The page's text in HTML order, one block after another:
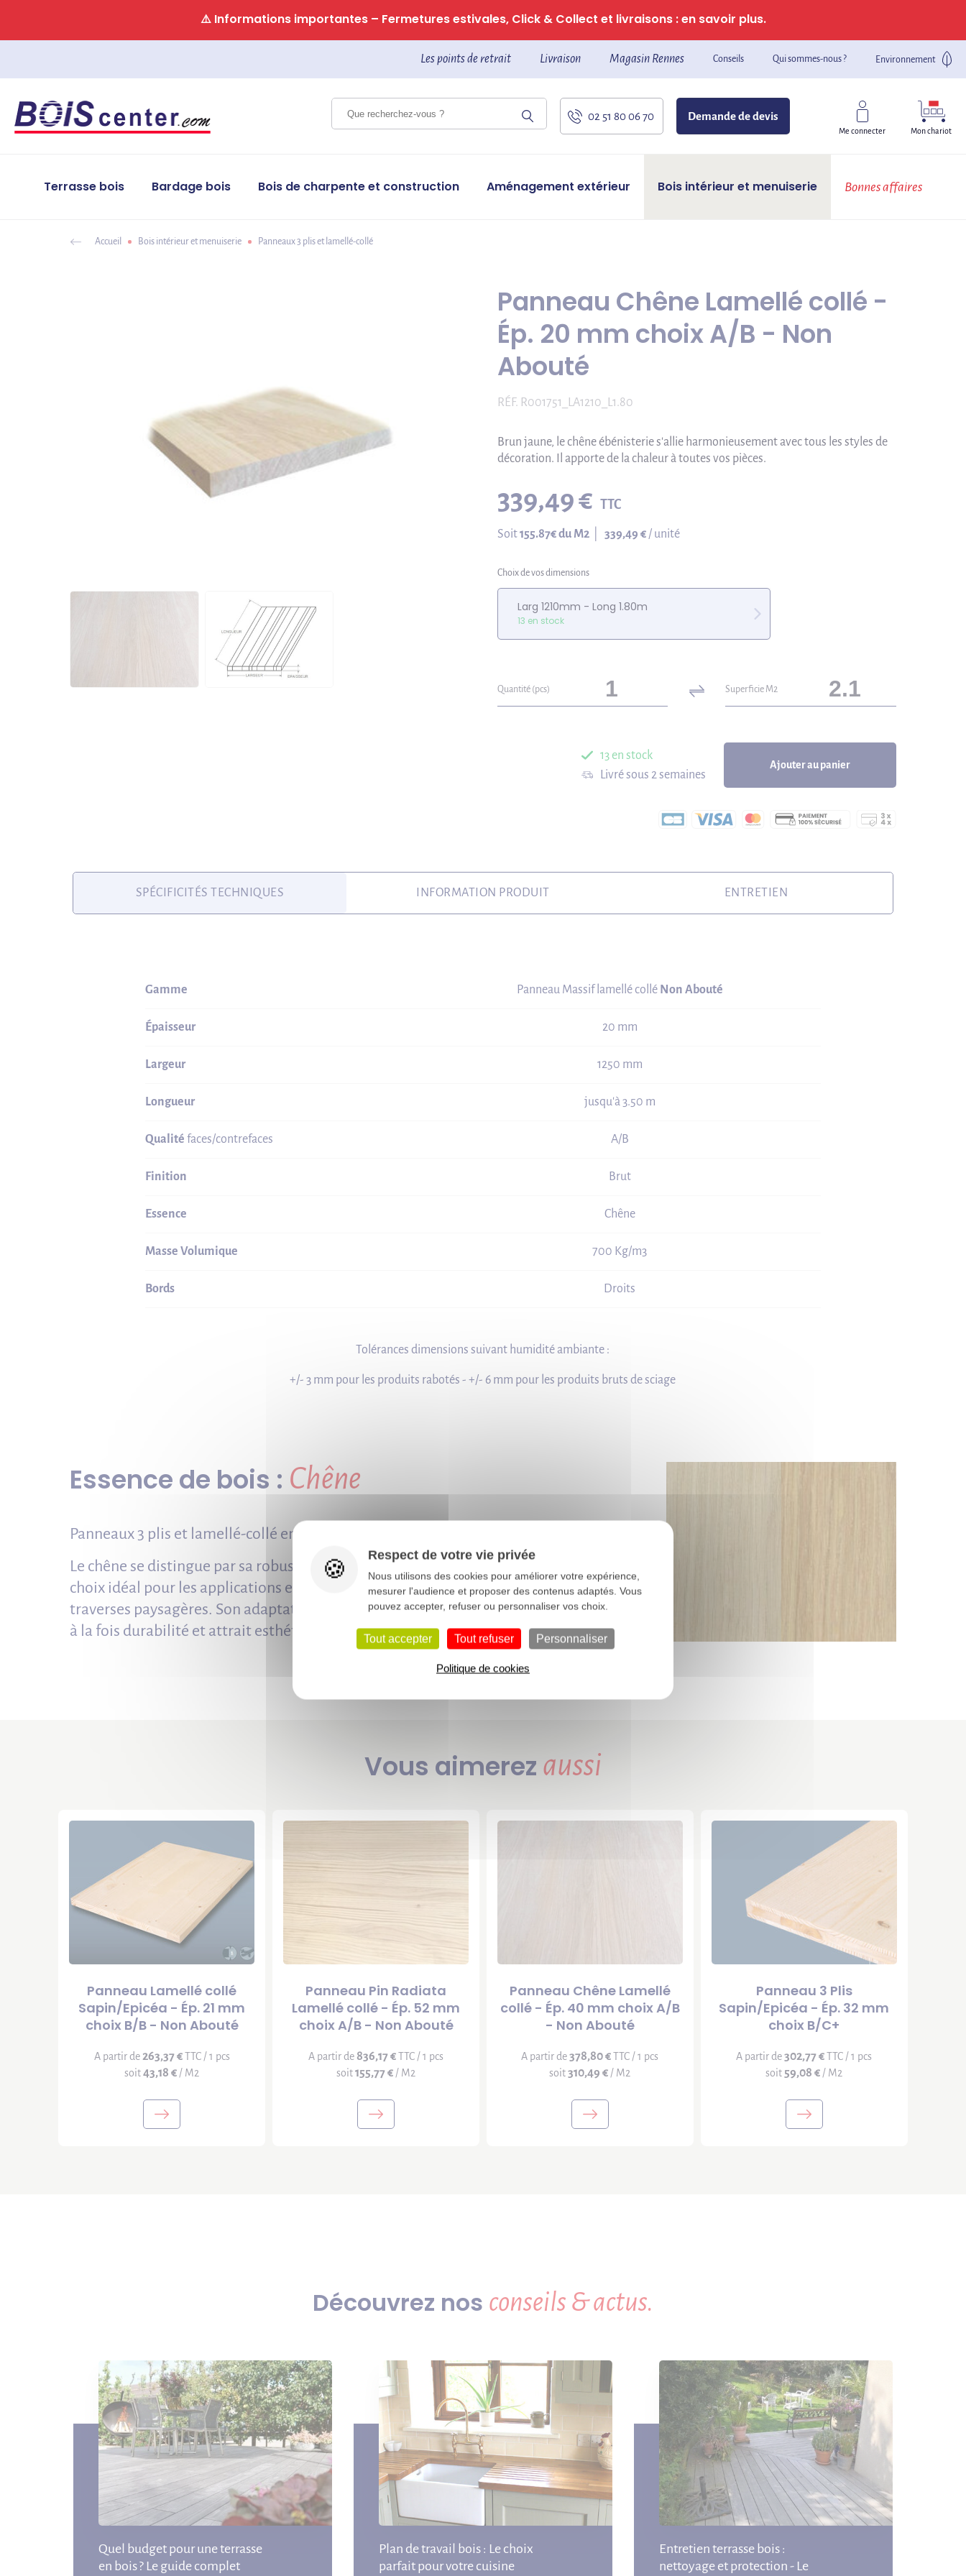
⚠️ Informations importantes – Fermetures estivales, Click & Collect et livraisons : en savoir plus.
Les points de retrait Livraison Magasin Rennes Conseils Qui sommes-nous ? Environnement
02 51 80 06 70 Demande de devis
Me connecter Mon chariot
Terrasse bois Bardage bois Bois de charpente et construction Aménagement extérieur Bois intérieur et menuiserie Bonnes affaires
Accueil Bois intérieur et menuiserie Panneaux 3 plis et lamellé-collé
Panneau Chêne Lamellé collé -
Ép. 20 mm choix A/B - Non
Abouté
RÉF. R001751_LA1210_L1.80
Brun jaune, le chêne ébénisterie s'allie harmonieusement avec tous les styles de
décoration. Il apporte de la chaleur à toutes vos pièces.
339,49 € TTC
Soit155.87€ du M2 339,49 € / unité
Choix de vos dimensions
Larg 1210mm - Long 1.80m
13 en stock
Quantité (pcs) Superficie M2
13 en stock
Livré sous 2 semaines
Ajouter au panier
SPÉCIFICITÉS TECHNIQUES INFORMATION PRODUIT ENTRETIEN
Gamme Panneau Massif lamellé collé Non Abouté
Épaisseur 20 mm
Largeur 1250 mm
Longueur jusqu'à 3.50 m
Qualité faces/contrefaces A/B
Finition Brut
Essence Chêne
Masse Volumique 700 Kg/m3
Bords Droits
Tolérances dimensions suivant humidité ambiante :
+/- 3 mm pour les produits rabotés - +/- 6 mm pour les produits bruts de sciage
Essence de bois : Chêne
Panneaux 3 plis et lamellé-collé en Chêne
Le chêne se distingue par sa robustesse et sa résistance naturelle, ce qui en fait un
choix idéal pour les applications extérieures telles que les terrasses et les
traverses paysagères. Son adaptation à divers environnements extérieurs assure
à la fois durabilité et attrait esthétique pour aménager vos espaces extérieurs.
Voir l’essence de bois « Chêne »
Vous aimerez aussi
Panneau Lamellé collé
Sapin/Epicéa - Ép. 21 mm
choix B/B - Non Abouté
A partir de263,37 €TTC / 1 pcs
soit43,18 € / M2
Panneau Pin Radiata
Lamellé collé - Ép. 52 mm
choix A/B - Non Abouté
A partir de 836,17 €TTC / 1 pcs
soit155,77 € / M2
Panneau Chêne Lamellé
collé - Ép. 40 mm choix A/B
- Non Abouté
A partir de378,80 €TTC / 1 pcs
soit310,49 € / M2
Panneau 3 Plis
Sapin/Epicéa - Ép. 32 mm
choix B/C+
A partir de302,77 €TTC / 1 pcs
soit 59,08 € / M2
Découvrez nos conseils & actus.
Quel budget pour une terrasse
en bois ? Le guide complet
Plan de travail bois : Le choix
parfait pour votre cuisine
Entretien terrasse bois :
nettoyage et protection - Le
Respect de votre vie privée
Nous utilisons des cookies pour améliorer votre expérience,
mesurer l'audience et proposer des contenus adaptés. Vous
pouvez accepter, refuser ou personnaliser vos choix.
Tout accepter Tout refuser Personnaliser
Politique de cookies